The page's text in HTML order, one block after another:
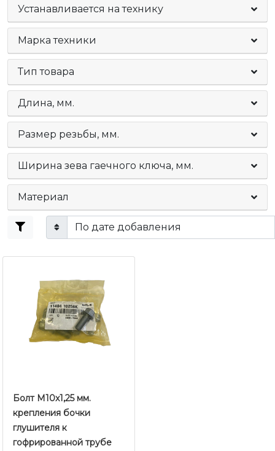
Устанавливается на технику
Марка техники
Тип товара
Длина, мм.
Размер резьбы, мм.
Ширина зева гаечного ключа, мм.
Материал
Болт M10x1,25 мм.
крепления бочки
глушителя к
гофрированной трубе